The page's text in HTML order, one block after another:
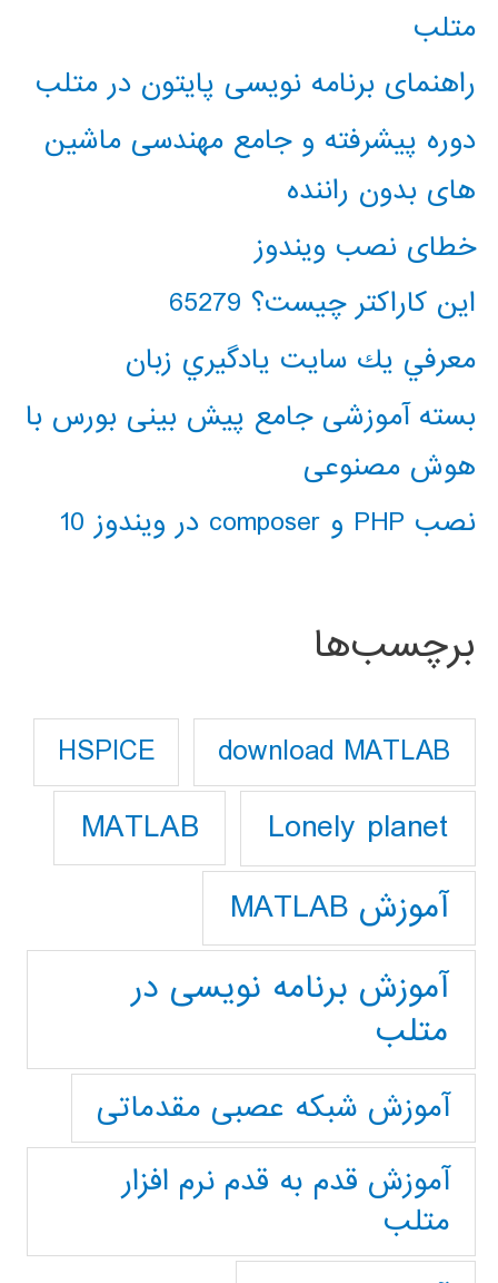
متلب
راهنمای برنامه نویسی پایتون در متلب
دوره پیشرفته و جامع مهندسی ماشین
های بدون راننده
خطای نصب ویندوز
این کاراکتر چیست؟ 65279
معرفي يك سايت يادگيري زبان
بسته آموزشی جامع پیش بینی بورس با
هوش مصنوعی
نصب PHP و composer در ویندوز 10
برچسب‌ها
download MATLAB
HSPICE
Lonely planet
MATLAB
آموزش MATLAB
آموزش برنامه نویسی در
متلب
آموزش شبکه عصبی مقدماتی
آموزش قدم به قدم نرم افزار
متلب